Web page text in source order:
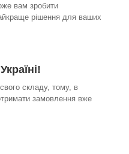
вам зробити
рішення для ваших
складу, тому, в
замовлення вже